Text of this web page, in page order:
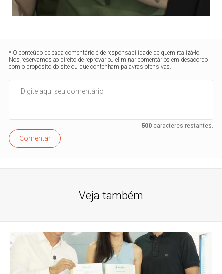
* O conteúdo de cada comentário é de responsabilidade de quem realizá-lo.
Nos reservamos ao direito de reprovar ou eliminar comentários em desacordo
com o propósito do site ou que contenham palavras ofensivas.
500caracteres restantes.
Comentar
Veja também